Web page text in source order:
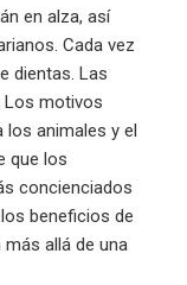
en alza, así
Cada vez
dientas. Las
Los motivos
los animales y el
que los
concienciados
beneficios de
allá de una